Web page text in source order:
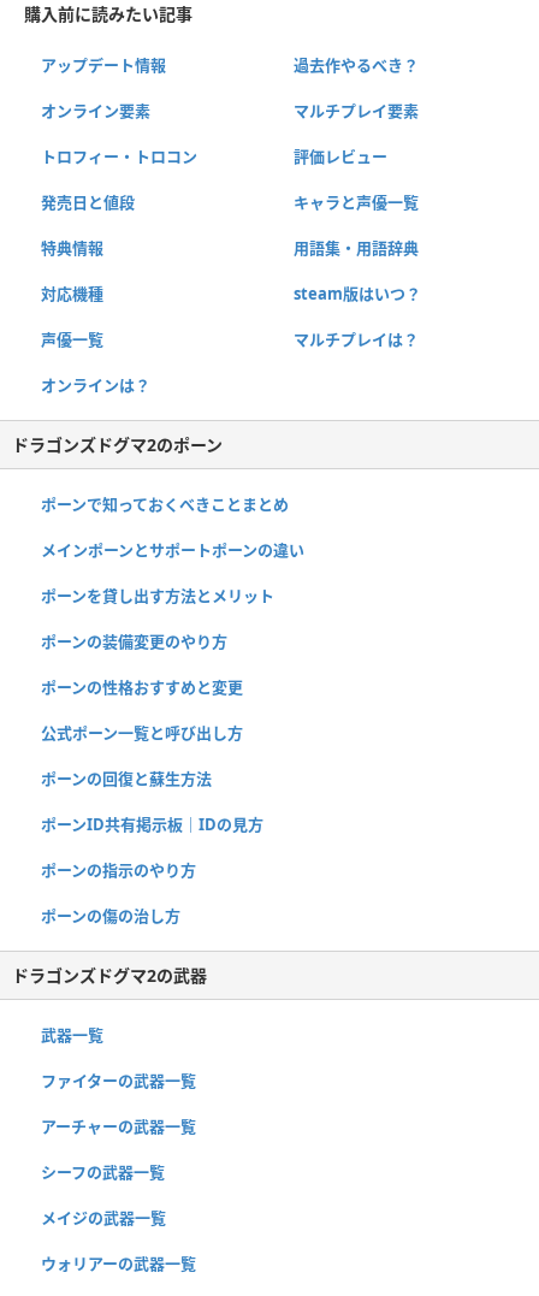
購入前に読みたい記事
アップデート情報 過去作やるべき？
オンライン要素 マルチプレイ要素
トロフィー・トロコン 評価レビュー
発売日と値段 キャラと声優一覧
特典情報 用語集・用語辞典
対応機種 steam版はいつ？
声優一覧 マルチプレイは？
オンラインは？
ドラゴンズドグマ2のポーン
ポーンで知っておくべきことまとめ
メインポーンとサポートポーンの違い
ポーンを貸し出す方法とメリット
ポーンの装備変更のやり方
ポーンの性格おすすめと変更
公式ポーン一覧と呼び出し方
ポーンの回復と蘇生方法
ポーンID共有掲示板｜IDの見方
ポーンの指示のやり方
ポーンの傷の治し方
ドラゴンズドグマ2の武器
武器一覧
ファイターの武器一覧
アーチャーの武器一覧
シーフの武器一覧
メイジの武器一覧
ウォリアーの武器一覧